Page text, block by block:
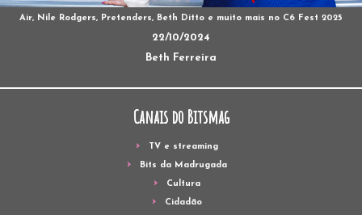
Air, Nile Rodgers, Pretenders, Beth Ditto e muito mais no C6 Fest 2025
22/10/2024
Beth Ferreira
Canais do Bitsmag
TV e streaming
Bits da Madrugada
Cultura
Cidadão